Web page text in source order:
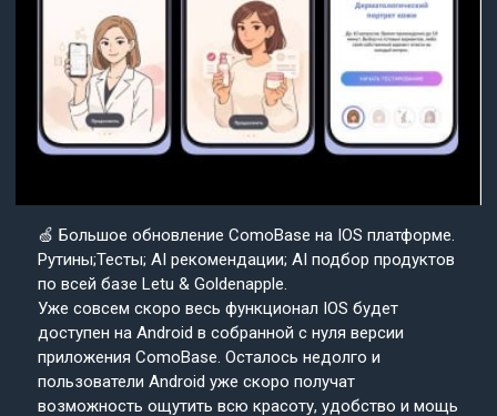
🍏 Большое обновление ComoBase на IOS платформе.
Рутины;Тесты; AI рекомендации; AI подбор продуктов
по всей базе Letu & Goldenapple.
Уже совсем скоро весь функционал IOS будет
доступен на Android в собранной с нуля версии
приложения ComoBase. Осталось недолго и
пользователи Android уже скоро получат
возможность ощутить всю красоту, удобство и мощь